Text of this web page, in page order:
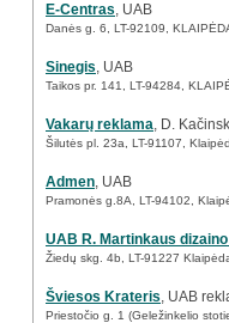
E-Centras, UAB
Danės g. 6, LT-92109,
Sinegis, UAB
Taikos pr. 141, LT-94284,
Vakarų reklama, D.
Šilutės pl. 23a, LT-91107,
Admen, UAB
Pramonės g.8A, LT-94102,
UAB R. Martinkaus
Žiedų skg. 4b, LT-91227
Šviesos Krateris, UAB
Priestočio g. 1 (Geležinkelio